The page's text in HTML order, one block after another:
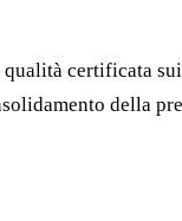
certificata
della